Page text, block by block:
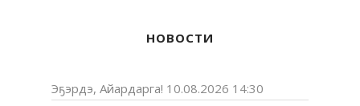
НОВОСТИ
Эҕэрдэ, Айардарга! 10.08.2026 14:30